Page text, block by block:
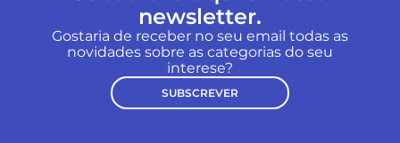
newsletter.
Gostaria de receber no seu email todas as
novidades sobre as categorias do seu
interese?
SUBSCREVER